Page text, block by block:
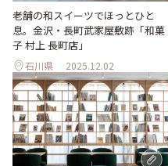
老舗の和スイーツでほっとひと
息。金沢・長町武家屋敷跡「和菓
子 村上 長町店」
石川県 2025.12.02